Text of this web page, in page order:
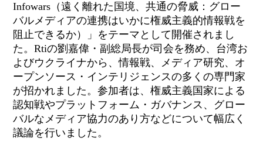
Infowars（遠く離れた国境、共通の脅威：グロー
バルメディアの連携はいかに権威主義的情報戦を
阻止できるか）」をテーマとして開催されまし
た。Rtiの劉嘉偉・副総局長が司会を務め、台湾お
よびウクライナから、情報戦、メディア研究、オ
ープンソース・インテリジェンスの多くの専門家
が招かれました。参加者は、権威主義国家による
認知戦やプラットフォーム・ガバナンス、グロー
バルなメディア協力のあり方などについて幅広く
議論を行いました。